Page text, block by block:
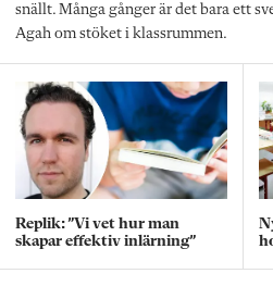
snällt. Många gånger är det bara ett
Agah om stöket i klassrummen.
Replik: ”Vi vet hur man
skapar effektiv inlärning”